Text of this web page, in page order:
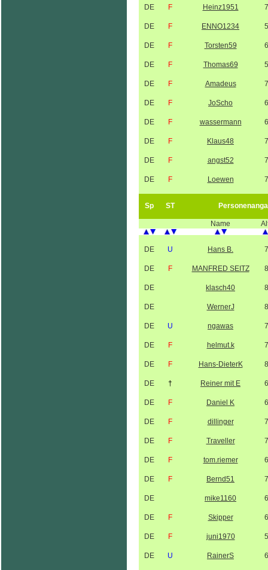
DE F Heinz1951
DE F ENNO1234
DE F Torsten59
DE F Thomas69
DE F Amadeus
DE F JoScho
DE F wassermann
DE F Klaus48
DE F angst52
DE F Loewen
Sp ST
Name
DE U Hans B.
DE F MANFRED SEITZ
DE klasch40
DE WernerJ
DE U ngawas
DE F helmut.k
DE F Hans-DieterK
DE † Reiner mit E
DE F Daniel K
DE F dillinger
DE F Traveller
DE F tom.riemer
DE F Bernd51
DE mike1160
DE F Skipper
DE F juni1970
DE U RainerS